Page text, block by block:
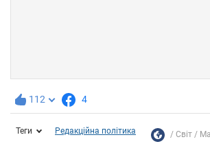
112 4
Теги Редакційна політика Світ